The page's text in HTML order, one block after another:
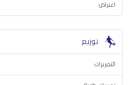
اعتراض
توزيع
التمريرات